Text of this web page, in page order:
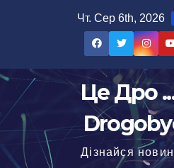
Чт. Сер 6th, 2026
Це Дро
Дізнайся